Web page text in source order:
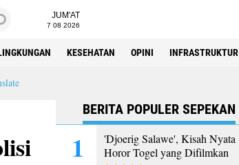
JUM'AT
7 08 2026
KESEHATAN OPINI INFRASTRUKTUR
BERITA POPULER SEPEKAN
'Djoerig Salawe', Kisah Nyata
Horor Togel yang Difilmkan